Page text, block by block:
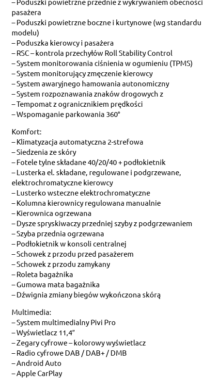
pasażera
– Poduszki powietrzne boczne i kurtynowe (wg standardu
modelu)
– Poduszka kierowcy i pasażera
– RSC – kontrola przechyłów Roll Stability Control
– System monitorowania ciśnienia w ogumieniu (TPMS)
– System monitorujący zmęczenie kierowcy
– System awaryjnego hamowania autonomiczny
– System rozpoznawania znaków drogowych z
– Tempomat z ogranicznikiem prędkości
– Wspomaganie parkowania 360°
Komfort:
– Klimatyzacja automatyczna 2-strefowa
– Siedzenia ze skóry
– Fotele tylne składane 40/20/40 + podłokietnik
– Lusterka el. składane, regulowane i podgrzewane,
elektrochromatyczne kierowcy
– Lusterko wsteczne elektrochromatyczne
– Kolumna kierownicy regulowana manualnie
– Kierownica ogrzewana
– Dysze spryskiwaczy przedniej szyby z podgrzewaniem
– Szyba przednia ogrzewana
– Podłokietnik w konsoli centralnej
– Schowek z przodu przed pasażerem
– Schowek z przodu zamykany
– Roleta bagażnika
– Gumowa mata bagażnika
– Dźwignia zmiany biegów wykończona skórą
Multimedia:
– System multimedialny Pivi Pro
– Wyświetlacz 11,4″
– Zegary cyfrowe – kolorowy wyświetlacz
– Radio cyfrowe DAB / DAB+ / DMB
– Android Auto
– Apple CarPlay